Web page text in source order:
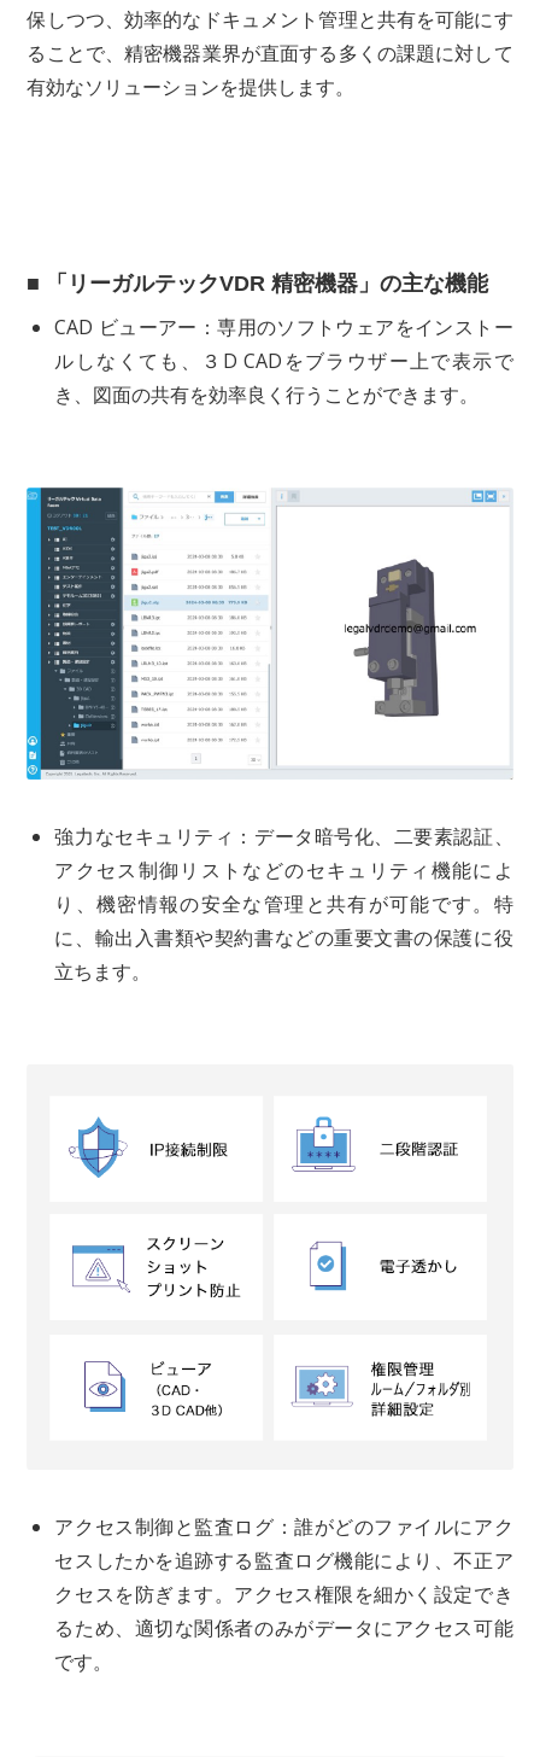
保しつつ、効率的なドキュメント管理と共有を可能にす
ることで、精密機器業界が直面する多くの課題に対して
有効なソリューションを提供します。
■ 「リーガルテックVDR 精密機器」の主な機能
CAD ビューアー：専用のソフトウェアをインストー
ルしなくても、３D CADをブラウザー上で表示で
き、図面の共有を効率良く行うことができます。
強力なセキュリティ：データ暗号化、二要素認証、
アクセス制御リストなどのセキュリティ機能によ
り、機密情報の安全な管理と共有が可能です。特
に、輸出入書類や契約書などの重要文書の保護に役
立ちます。
アクセス制御と監査ログ：誰がどのファイルにアク
セスしたかを追跡する監査ログ機能により、不正ア
クセスを防ぎます。アクセス権限を細かく設定でき
るため、適切な関係者のみがデータにアクセス可能
です。